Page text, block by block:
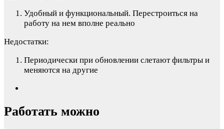
Удобный и функциональный. Перестроиться на
работу на нем вполне реально
Недостатки:
Периодически при обновлении слетают фильтры и
меняются на другие
Работать можно